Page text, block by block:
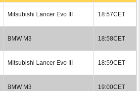
Mitsubishi Lancer Evo III 18:57CET
BMW M3 18:58CET
Mitsubishi Lancer Evo III 18:59CET
BMW M3 19:00CET